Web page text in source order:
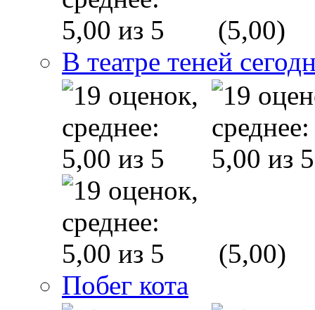
(5,00)
В театре теней
(5,00)
Побег кота